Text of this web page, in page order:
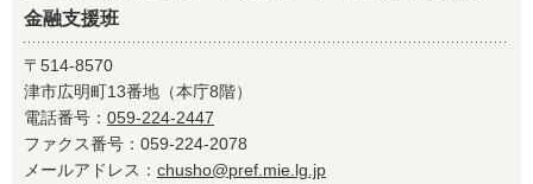
金融支援班
〒514-8570
津市広明町13番地（本庁8階）
電話番号： 059-224-2447
ファクス番号：059-224-2078
メールアドレス： chusho@pref.mie.lg.jp